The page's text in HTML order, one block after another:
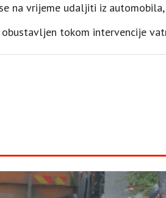
na vrijeme udaljiti iz
tokom intervencije